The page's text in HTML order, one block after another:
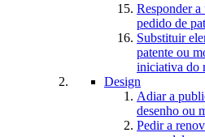
Responder
pedido de
Substituir
patente ou
iniciativa do
Design
Adiar a
desenho ou
Pedir a